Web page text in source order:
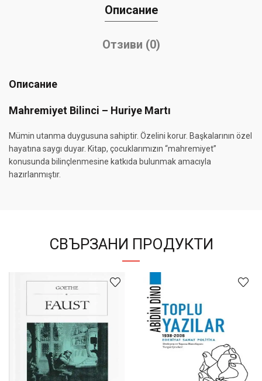
Описание
Отзиви (0)
Описание
Mahremiyet Bilinci – Huriye Martı
Mümin utanma duygusuna sahiptir. Özelini korur. Başkalarının özel
hayatına saygı duyar. Kitap, çocuklarımızın “mahremiyet”
konusunda bilinçlenmesine katkıda bulunmak amacıyla
hazırlanmıştır.
СВЪРЗАНИ ПРОДУКТИ